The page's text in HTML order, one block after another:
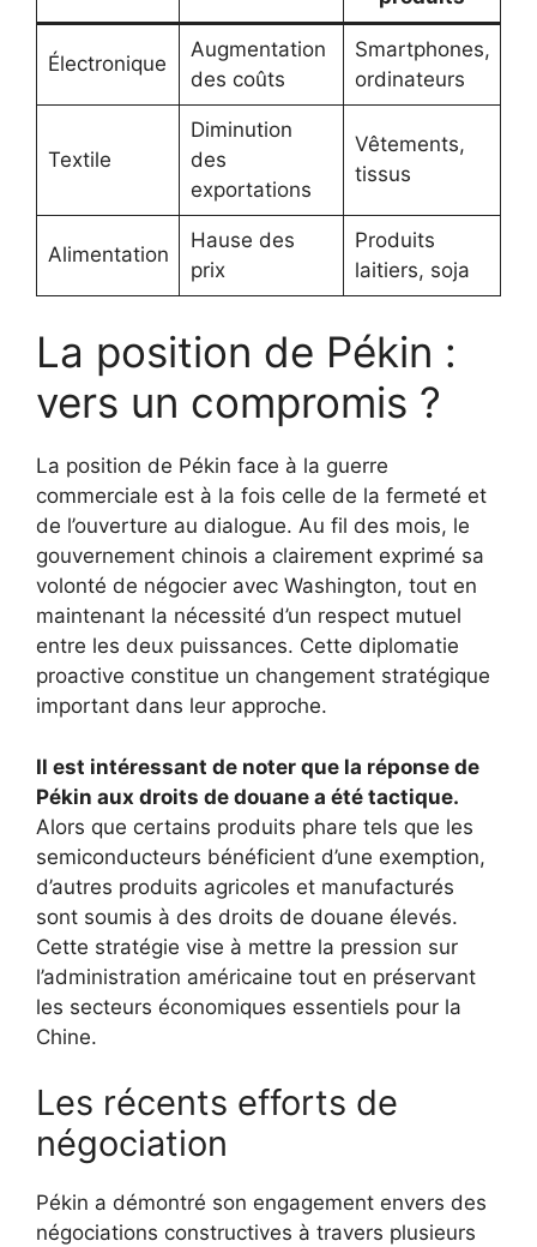
Électronique
Augmentation
des coûts
Smartphones,
ordinateurs
Textile
Diminution
des
exportations
Vêtements,
tissus
Alimentation
Hause des
prix
Produits
laitiers, soja
La position de Pékin :
vers un compromis ?
La position de Pékin face à la guerre
commerciale est à la fois celle de la fermeté et
de l’ouverture au dialogue. Au fil des mois, le
gouvernement chinois a clairement exprimé sa
volonté de négocier avec Washington, tout en
maintenant la nécessité d’un respect mutuel
entre les deux puissances. Cette diplomatie
proactive constitue un changement stratégique
important dans leur approche.
Il est intéressant de noter que la réponse de
Pékin aux droits de douane a été tactique.
Alors que certains produits phare tels que les
semiconducteurs bénéficient d’une exemption,
d’autres produits agricoles et manufacturés
sont soumis à des droits de douane élevés.
Cette stratégie vise à mettre la pression sur
l’administration américaine tout en préservant
les secteurs économiques essentiels pour la
Chine.
Les récents efforts de
négociation
Pékin a démontré son engagement envers des
négociations constructives à travers plusieurs